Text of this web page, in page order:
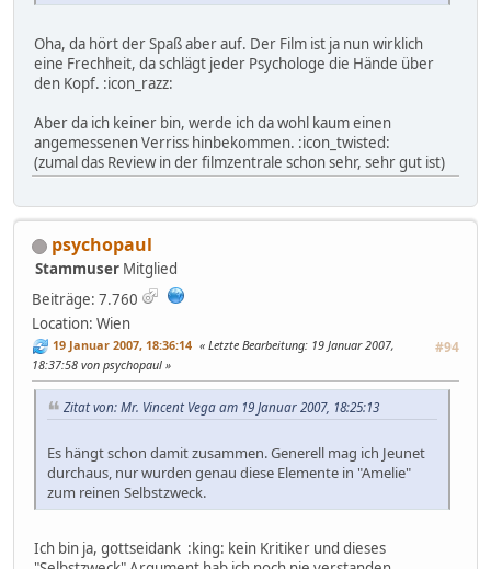
Oha, da hört der Spaß aber auf. Der Film ist ja nun wirklich
eine Frechheit, da schlägt jeder Psychologe die Hände über
den Kopf. :icon_razz:
Aber da ich keiner bin, werde ich da wohl kaum einen
angemessenen Verriss hinbekommen. :icon_twisted:
(zumal das Review in der filmzentrale schon sehr, sehr gut ist)
psychopaul
Stammuser Mitglied
Beiträge: 7.760
Location: Wien
19 Januar 2007, 18:36:14 #94
Letzte Bearbeitung: 19 Januar 2007,
18:37:58 von psychopaul
Zitat von: Mr. Vincent Vega am 19 Januar 2007, 18:25:13
Es hängt schon damit zusammen. Generell mag ich Jeunet
durchaus, nur wurden genau diese Elemente in "Amelie"
zum reinen Selbstzweck.
Ich bin ja, gottseidank :king: kein Kritiker und dieses